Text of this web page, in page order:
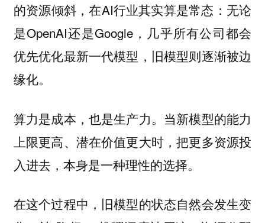
的资源倾斜，在AI行业其实算是常态：无论
是OpenAI还是Google，几乎所有公司都会
优先优化最新一代模型，旧模型则逐渐被边
缘化。
算力是成本，也是生产力。当新模型的能力
上限更高、潜在价值更大时，把更多资源投
入进去，本身是一种理性的选择。
在这个过程中，旧模型的状态自然会发生变